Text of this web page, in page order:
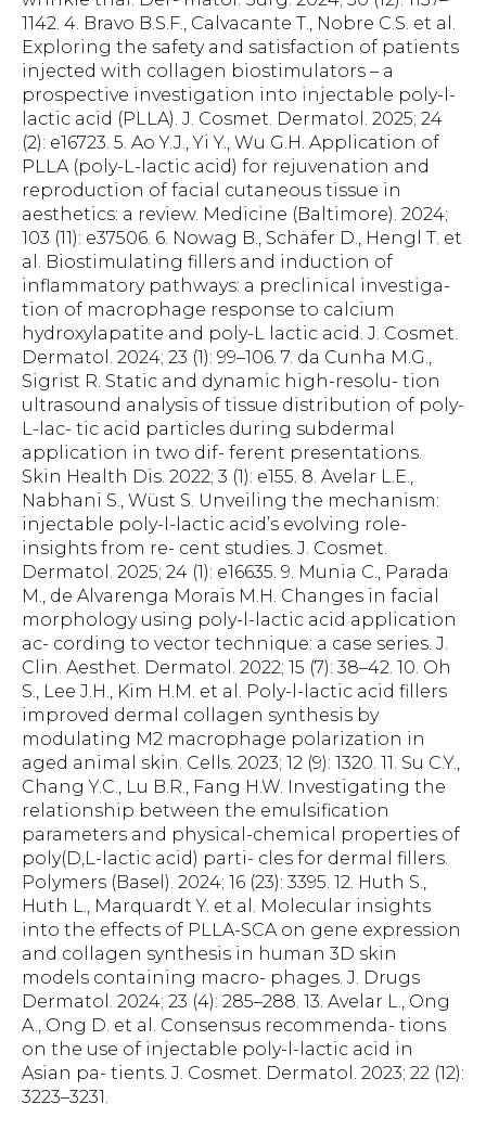
1142. 4. Bravo B.S.F., Calvacante T., Nobre C.S. et al.
Exploring the safety and satisfaction of patients
injected with collagen biostimulators – a
prospective investigation into injectable poly-l-
lactic acid (PLLA). J. Cosmet. Dermatol. 2025; 24
(2): e16723. 5. Ao Y.J., Yi Y., Wu G.H. Application of
PLLA (poly-L-lactic acid) for rejuvenation and
reproduction of facial cutaneous tissue in
aesthetics: a review. Medicine (Baltimore). 2024;
103 (11): e37506. 6. Nowag B., Schäfer D., Hengl T. et
al. Biostimulating fillers and induction of
inflammatory pathways: a preclinical investiga-
tion of macrophage response to calcium
hydroxylapatite and poly-L lactic acid. J. Cosmet.
Dermatol. 2024; 23 (1): 99–106. 7. da Cunha M.G.,
Sigrist R. Static and dynamic high-resolu- tion
ultrasound analysis of tissue distribution of poly-
L-lac- tic acid particles during subdermal
application in two dif- ferent presentations.
Skin Health Dis. 2022; 3 (1): e155. 8. Avelar L.E.,
Nabhani S., Wüst S. Unveiling the mechanism:
injectable poly-l-lactic acid’s evolving role-
insights from re- cent studies. J. Cosmet.
Dermatol. 2025; 24 (1): e16635. 9. Munia C., Parada
M., de Alvarenga Morais M.H. Changes in facial
morphology using poly-l-lactic acid application
ac- cording to vector technique: a case series. J.
Clin. Aesthet. Dermatol. 2022; 15 (7): 38–42. 10. Oh
S., Lee J.H., Kim H.M. et al. Poly-l-lactic acid fillers
improved dermal collagen synthesis by
modulating M2 macrophage polarization in
aged animal skin. Cells. 2023; 12 (9): 1320. 11. Su C.Y.,
Chang Y.C., Lu B.R., Fang H.W. Investigating the
relationship between the emulsification
parameters and physical-chemical properties of
poly(D,L-lactic acid) parti- cles for dermal fillers.
Polymers (Basel). 2024; 16 (23): 3395. 12. Huth S.,
Huth L., Marquardt Y. et al. Molecular insights
into the effects of PLLA-SCA on gene expression
and collagen synthesis in human 3D skin
models containing macro- phages. J. Drugs
Dermatol. 2024; 23 (4): 285–288. 13. Avelar L., Ong
A., Ong D. et al. Consensus recommenda- tions
on the use of injectable poly-l-lactic acid in
Asian pa- tients. J. Cosmet. Dermatol. 2023; 22 (12):
3223–3231.